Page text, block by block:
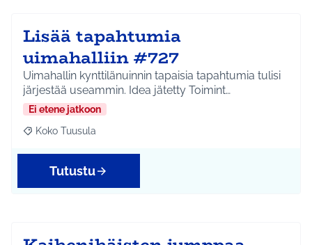
Lisää tapahtumia
uimahalliin #727
Uimahallin kynttilänuinnin tapaisia tapahtumia tulisi
järjestää useammin. Idea jätetty Toimint…
Ei etene jatkoon
Rajaa tulokset aihepiirin mukaan: Koko Tuusula
Koko Tuusula
Tutustu